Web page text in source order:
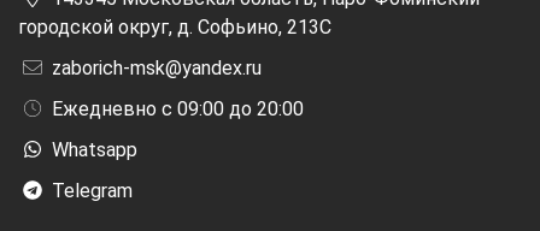
городской округ, д. Софьино, 213С
zaborich-msk@yandex.ru
Ежедневно с 09:00 до 20:00
Whatsapp
Telegram